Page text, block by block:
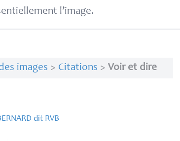
l’image.
images > Citations > Voir et dire
dit RVB